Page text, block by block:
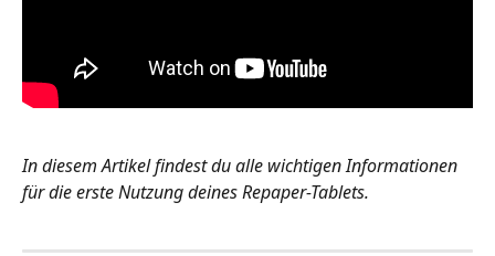
In diesem Artikel findest du alle wichtigen Informationen
für die erste Nutzung deines Repaper-Tablets.